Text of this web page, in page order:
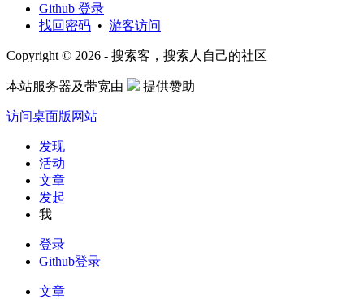
Github 登录
找回密码 • 游客访问
Copyright © 2026 - 搜索客，搜索人自己的社区
本站服务器及带宽由 提供赞助
访问桌面版网站
发现
活动
文章
发起
我
登录
Github登录
文章